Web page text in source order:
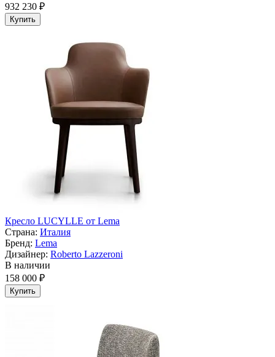
932 230 ₽
Купить
Кресло LUCYLLE от Lema
Страна: Италия
Бренд: Lema
Дизайнер: Roberto Lazzeroni
В наличии
158 000 ₽
Купить